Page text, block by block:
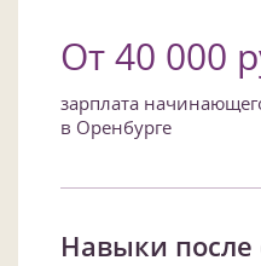
От 40 000
зарплата
в Оренбурге
Навыки после